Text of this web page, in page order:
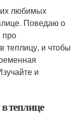
любимых
Поведаю о
про
теплицу, и чтобы
и
теплице